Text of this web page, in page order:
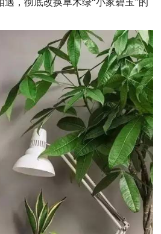
，彻底改换草木绿“小家碧玉”的